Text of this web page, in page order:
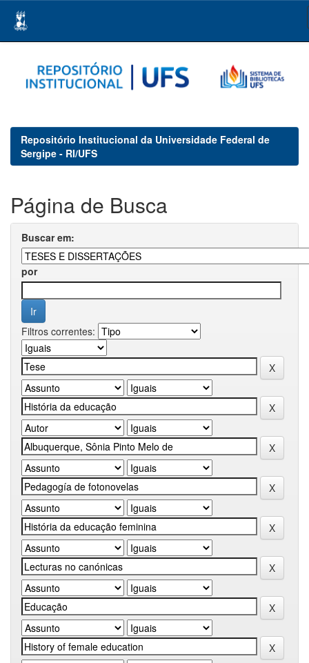
navigation
Repositório Institucional da Universidade Federal de
Sergipe - RI/UFS
Página de Busca
Buscar em:
por
Filtros correntes: